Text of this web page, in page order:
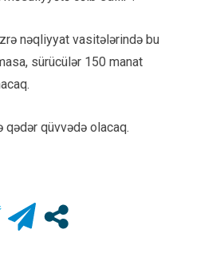
nəqliyyat vasitələrində bu
sürücülər 150 manat
qədər qüvvədə olacaq.